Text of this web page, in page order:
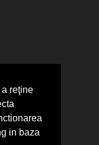
reţine
in baza